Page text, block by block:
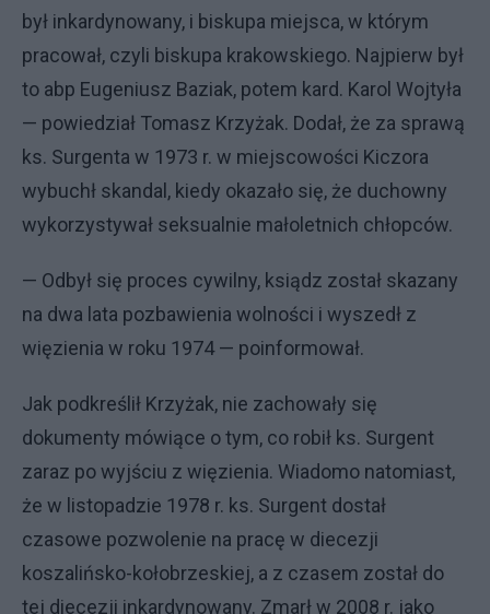
był inkardynowany, i biskupa miejsca, w którym
pracował, czyli biskupa krakowskiego. Najpierw był
to abp Eugeniusz Baziak, potem kard. Karol Wojtyła
— powiedział Tomasz Krzyżak. Dodał, że za sprawą
ks. Surgenta w 1973 r. w miejscowości Kiczora
wybuchł skandal, kiedy okazało się, że duchowny
wykorzystywał seksualnie małoletnich chłopców.
— Odbył się proces cywilny, ksiądz został skazany
na dwa lata pozbawienia wolności i wyszedł z
więzienia w roku 1974 — poinformował.
Jak podkreślił Krzyżak, nie zachowały się
dokumenty mówiące o tym, co robił ks. Surgent
zaraz po wyjściu z więzienia. Wiadomo natomiast,
że w listopadzie 1978 r. ks. Surgent dostał
czasowe pozwolenie na pracę w diecezji
koszalińsko-kołobrzeskiej, a z czasem został do
tej diecezji inkardynowany. Zmarł w 2008 r. jako